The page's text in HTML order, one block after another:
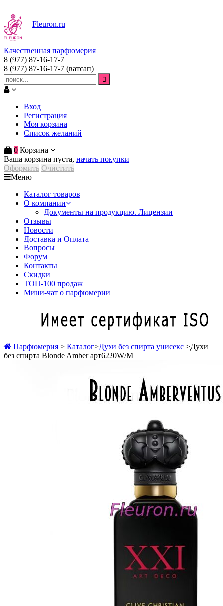
Fleuron.ru
Качественная парфюмерия
8 (977) 87-16-17-7
8 (977) 87-16-17-7 (ватсап)
Вход
Регистрация
Моя корзина
Список желаний
0 Корзина
Ваша корзина пуста, начать покупки
Оформить Очистить
Меню
Каталог товаров
О компании
Документы на продукцию. Лицензии
Отзывы
Новости
Доставка и Оплата
Вопросы
Форум
Контакты
Скидки
ТОП-100 продаж
Мини-чат о парфюмерии
Парфюмерия > Каталог>Духи без спирта унисекс >Духи
без спирта Blonde Amber арт6220W/M